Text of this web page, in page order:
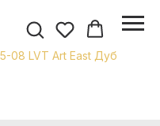
08 LVT Art East Дуб